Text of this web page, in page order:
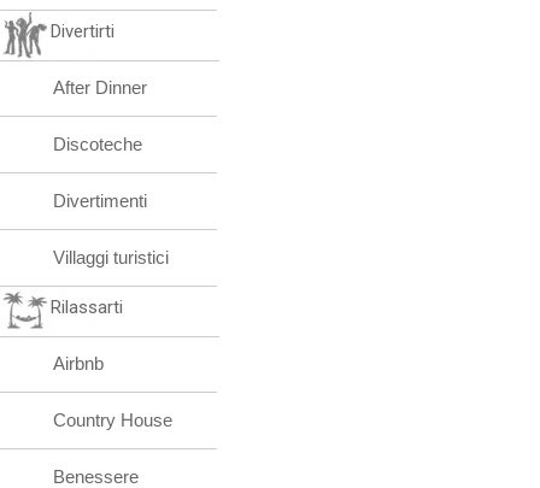
Divertirti
After Dinner
Discoteche
Divertimenti
Villaggi turistici
Rilassarti
Airbnb
Country House
Benessere